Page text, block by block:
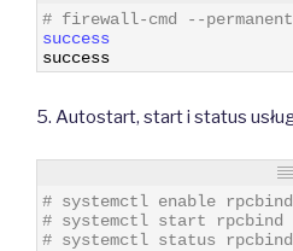
# firewall-cmd --
success
success
5. Autostart, start i status
# systemctl enable
# systemctl start rpcbind
# systemctl status